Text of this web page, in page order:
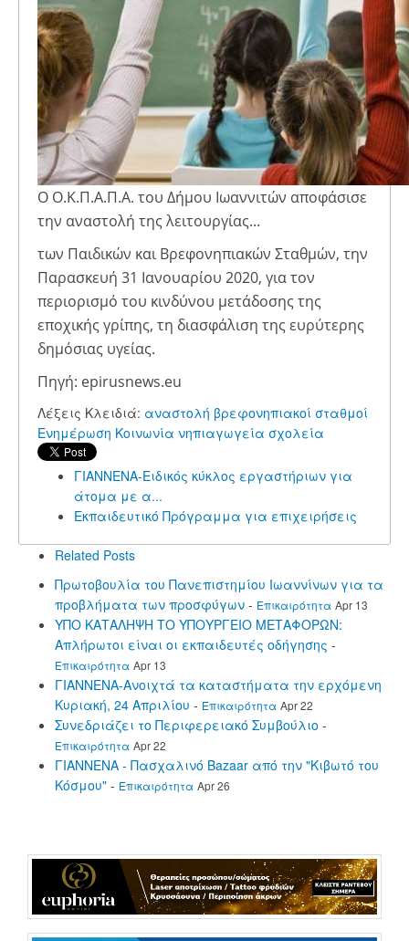
Ο Ο.Κ.Π.Α.Π.Α. του Δήμου Ιωαννιτών αποφάσισε
την αναστολή της λειτουργίας...
των Παιδικών και Βρεφονηπιακών Σταθμών, την
Παρασκευή 31 Ιανουαρίου 2020, για τον
περιορισμό του κινδύνου μετάδοσης της
εποχικής γρίπης, τη διασφάλιση της ευρύτερης
δημόσιας υγείας.
Πηγή: epirusnews.eu
Λέξεις Κλειδιά: αναστολή βρεφονηπιακοί σταθμοί
Ενημέρωση Κοινωνία νηπιαγωγεία σχολεία
ΓΙΑΝΝΕΝΑ-Ειδικός κύκλος εργαστήριων για
άτομα με α...
Εκπαιδευτικό Πρόγραμμα για επιχειρήσεις
Related Posts
Πρωτοβουλία του Πανεπιστημίου Ιωαννίνων για τα
προβλήματα των προσφύγων - Επικαιρότητα Apr 13
ΥΠΟ ΚΑΤΑΛΗΨΗ ΤΟ ΥΠΟΥΡΓΕΙΟ ΜΕΤΑΦΟΡΩΝ:
Απλήρωτοι είναι οι εκπαιδευτές οδήγησης -
Επικαιρότητα Apr 13
ΓΙΑΝΝΕΝΑ-Ανοιχτά τα καταστήματα την ερχόμενη
Κυριακή, 24 Απριλίου - Επικαιρότητα Apr 22
Συνεδριάζει το Περιφερειακό Συμβούλιο -
Επικαιρότητα Apr 22
ΓΙΑΝΝΕΝΑ - Πασχαλινό Bazaar από την "Κιβωτό του
Κόσμου" - Επικαιρότητα Apr 26